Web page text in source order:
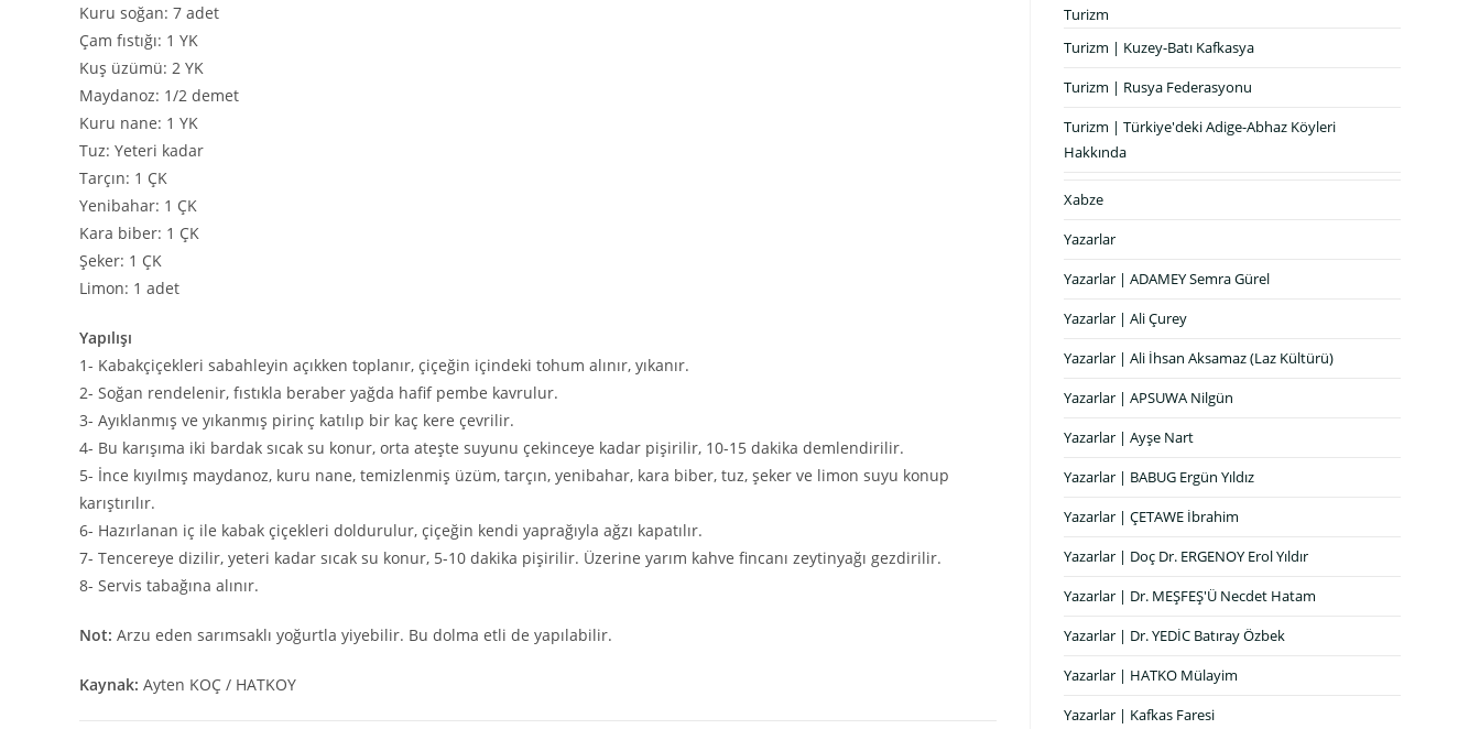
Kuru soğan: 7 adet
Çam fıstığı: 1 YK
Kuş üzümü: 2 YK
Maydanoz: 1/2 demet
Kuru nane: 1 YK
Tuz: Yeteri kadar
Tarçın: 1 ÇK
Yenibahar: 1 ÇK
Kara biber: 1 ÇK
Şeker: 1 ÇK
Limon: 1 adet
Yapılışı
1- Kabakçiçekleri sabahleyin açıkken toplanır, çiçeğin içindeki tohum alınır, yıkanır.
2- Soğan rendelenir, fıstıkla beraber yağda hafif pembe kavrulur.
3- Ayıklanmış ve yıkanmış pirinç katılıp bir kaç kere çevrilir.
4- Bu karışıma iki bardak sıcak su konur, orta ateşte suyunu çekinceye kadar pişirilir, 10-15 dakika demlendirilir.
5- İnce kıyılmış maydanoz, kuru nane, temizlenmiş üzüm, tarçın, yenibahar, kara biber, tuz, şeker ve limon suyu konup
karıştırılır.
6- Hazırlanan iç ile kabak çiçekleri doldurulur, çiçeğin kendi yaprağıyla ağzı kapatılır.
7- Tencereye dizilir, yeteri kadar sıcak su konur, 5-10 dakika pişirilir. Üzerine yarım kahve fincanı zeytinyağı gezdirilir.
8- Servis tabağına alınır.
Not: Arzu eden sarımsaklı yoğurtla yiyebilir. Bu dolma etli de yapılabilir.
Kaynak: Ayten KOÇ / HATKOY
Turizm
Turizm | Kuzey-Batı Kafkasya
Turizm | Rusya Federasyonu
Turizm | Türkiye'deki Adige-Abhaz Köyleri
Hakkında
Xabze
Yazarlar
Yazarlar | ADAMEY Semra Gürel
Yazarlar | Ali Çurey
Yazarlar | Ali İhsan Aksamaz (Laz Kültürü)
Yazarlar | APSUWA Nilgün
Yazarlar | Ayşe Nart
Yazarlar | BABUG Ergün Yıldız
Yazarlar | ÇETAWE İbrahim
Yazarlar | Doç Dr. ERGENOY Erol Yıldır
Yazarlar | Dr. MEŞFEŞ'Ü Necdet Hatam
Yazarlar | Dr. YEDİC Batıray Özbek
Yazarlar | HATKO Mülayim
Yazarlar | Kafkas Faresi